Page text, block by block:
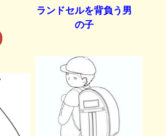
ランドセルを背負う男
の子